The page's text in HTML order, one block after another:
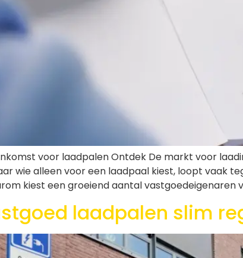
voor laadpalen Ontdek De markt voor
wie alleen voor een laadpaal kiest, loopt vaak
kiest een groeiend aantal
laadpalen slim